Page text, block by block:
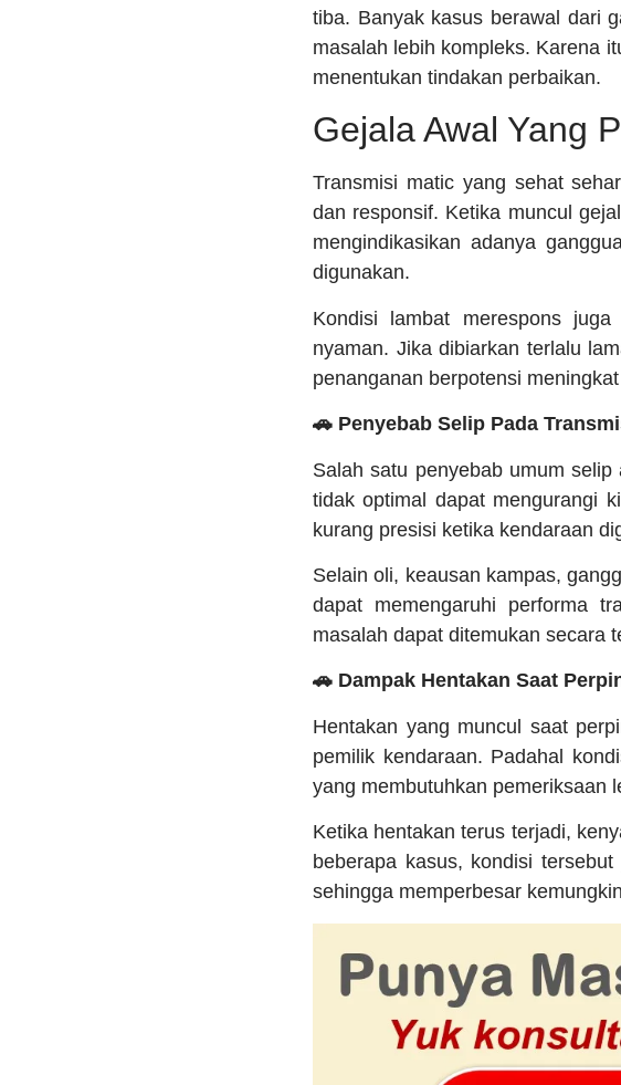
tiba. Banyak kasus berawal dari
masalah lebih kompleks. Karena
menentukan tindakan perbaikan.
Gejala Awal Yang
Transmisi matic yang sehat
dan responsif. Ketika muncul
mengindikasikan adanya
digunakan.
Kondisi lambat merespons
nyaman. Jika dibiarkan terlalu
penanganan berpotensi
🚗 Penyebab Selip Pada
Salah satu penyebab umum
tidak optimal dapat mengurangi
kurang presisi ketika kendaraan
Selain oli, keausan kampas,
dapat memengaruhi performa
masalah dapat ditemukan secara
🚗 Dampak Hentakan Saat
Hentakan yang muncul saat
pemilik kendaraan. Padahal
yang membutuhkan pemeriksaan
Ketika hentakan terus terjadi,
beberapa kasus, kondisi
sehingga memperbesar